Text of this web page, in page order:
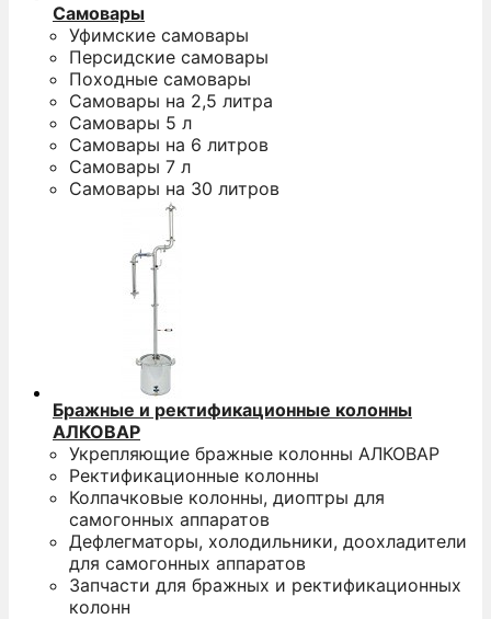
Самовары
Уфимские самовары
Персидские самовары
Походные самовары
Самовары на 2,5 литра
Самовары 5 л
Самовары на 6 литров
Самовары 7 л
Самовары на 30 литров
Бражные и ректификационные колонны
АЛКОВАР
Укрепляющие бражные колонны АЛКОВАР
Ректификационные колонны
Колпачковые колонны, диоптры для
самогонных аппаратов
Дефлегматоры, холодильники, доохладители
для самогонных аппаратов
Запчасти для бражных и ректификационных
колонн